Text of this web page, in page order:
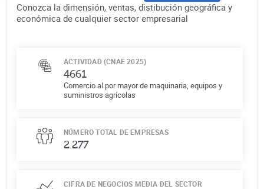
Conozca la dimensión, ventas, distibución geográfica y
económica de cualquier sector empresarial
ACTIVIDAD (CNAE 2025)
4661
Comercio al por mayor de maquinaria, equipos y
suministros agrícolas
NÚMERO TOTAL DE EMPRESAS
2.277
CIFRA DE NEGOCIOS MEDIA DEL SECTOR